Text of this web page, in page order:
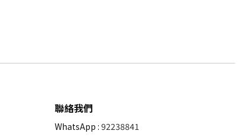
聯絡我們
WhatsApp : 92238841